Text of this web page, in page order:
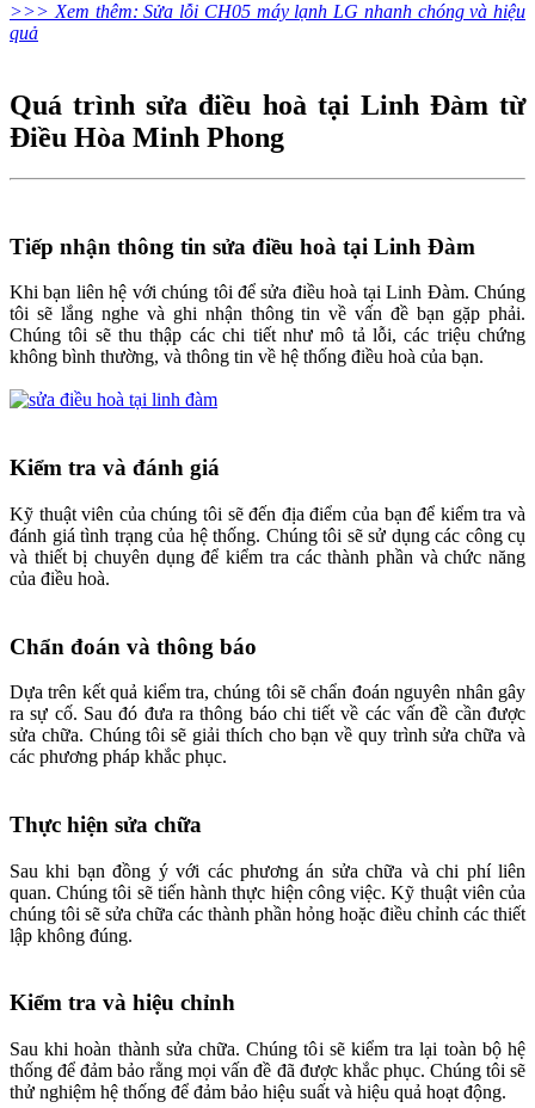
>>> Xem thêm: Sửa lỗi CH05 máy lạnh LG nhanh chóng và hiệu
quả
Quá trình sửa điều hoà tại Linh Đàm từ
Điều Hòa Minh Phong
Tiếp nhận thông tin sửa điều hoà tại Linh Đàm
Khi bạn liên hệ với chúng tôi để sửa điều hoà tại Linh Đàm. Chúng
tôi sẽ lắng nghe và ghi nhận thông tin về vấn đề bạn gặp phải.
Chúng tôi sẽ thu thập các chi tiết như mô tả lỗi, các triệu chứng
không bình thường, và thông tin về hệ thống điều hoà của bạn.
Kiểm tra và đánh giá
Kỹ thuật viên của chúng tôi sẽ đến địa điểm của bạn để kiểm tra và
đánh giá tình trạng của hệ thống. Chúng tôi sẽ sử dụng các công cụ
và thiết bị chuyên dụng để kiểm tra các thành phần và chức năng
của điều hoà.
Chẩn đoán và thông báo
Dựa trên kết quả kiểm tra, chúng tôi sẽ chẩn đoán nguyên nhân gây
ra sự cố. Sau đó đưa ra thông báo chi tiết về các vấn đề cần được
sửa chữa. Chúng tôi sẽ giải thích cho bạn về quy trình sửa chữa và
các phương pháp khắc phục.
Thực hiện sửa chữa
Sau khi bạn đồng ý với các phương án sửa chữa và chi phí liên
quan. Chúng tôi sẽ tiến hành thực hiện công việc. Kỹ thuật viên của
chúng tôi sẽ sửa chữa các thành phần hỏng hoặc điều chỉnh các thiết
lập không đúng.
Kiểm tra và hiệu chỉnh
Sau khi hoàn thành sửa chữa. Chúng tôi sẽ kiểm tra lại toàn bộ hệ
thống để đảm bảo rằng mọi vấn đề đã được khắc phục. Chúng tôi sẽ
thử nghiệm hệ thống để đảm bảo hiệu suất và hiệu quả hoạt động.